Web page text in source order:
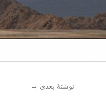
نوشتهٔ بعدی →